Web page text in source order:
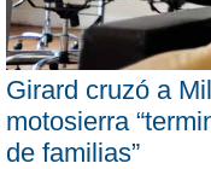
Girard cruzó a
motosierra
de familias”